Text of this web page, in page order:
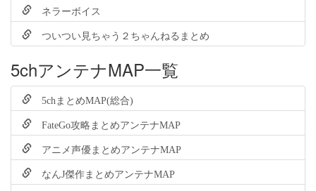
ネラーボイス
ついつい見ちゃう２ちゃんねるまとめ
5chアンテナMAP一覧
5chまとめMAP(総合)
FateGo攻略まとめアンテナMAP
アニメ声優まとめアンテナMAP
なんJ傑作まとめアンテナMAP